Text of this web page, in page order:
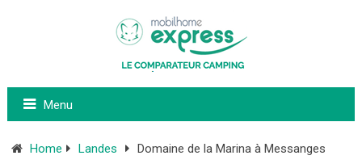
Menu
Home Landes Domaine de la Marina à Messanges